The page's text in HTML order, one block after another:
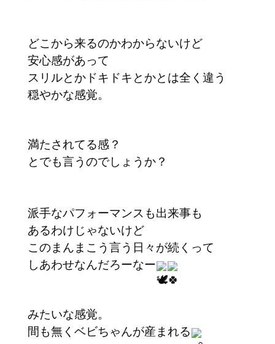
どこから来るのかわからないけど
安心感があって
スリルとかドキドキとかとは全く違う
穏やかな感覚。
満たされてる感？
とでも言うのでしょうか？
派手なパフォーマンスも出来事も
あるわけじゃないけど
このまんまこう言う日々が続くって
しあわせなんだろーなー
みたいな感覚。
間も無くベビちゃんが産まれる